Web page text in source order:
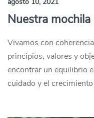
Nuestra
Vivamos con
principios, valores y
encontrar un equilibrio
cuidado y el